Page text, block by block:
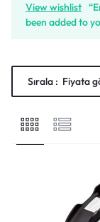
View wishlist
been added to
Sırala : Fiyata